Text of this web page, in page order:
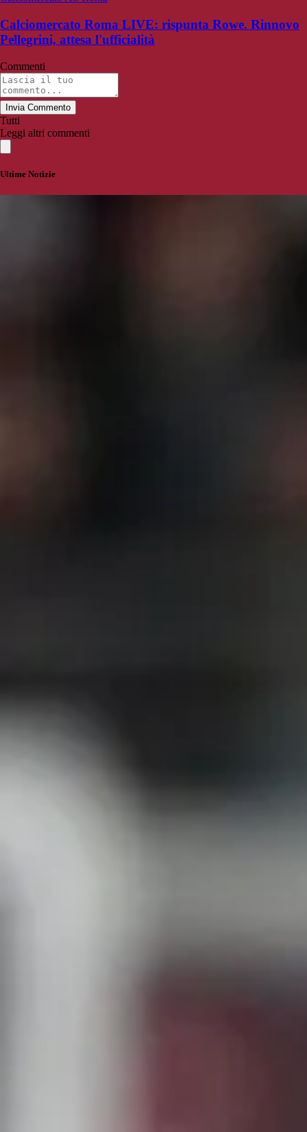
Calciomercato Roma LIVE: rispunta Rowe. Rinnovo
Pellegrini, attesa l'ufficialità
Commenti
Invia Commento
Tutti
Leggi altri commenti
Ultime Notizie